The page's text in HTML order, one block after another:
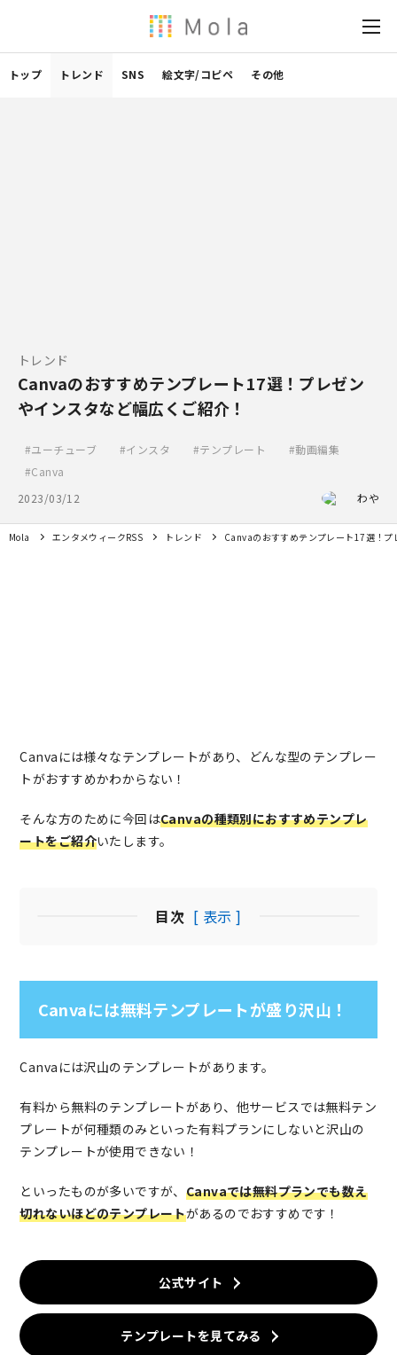
トップ トレンド SNS 絵文字/コピペ その他
トレンド
Canvaのおすすめテンプレート17選！プレゼン
やインスタなど幅広くご紹介！
ユーチューブ インスタ テンプレート
動画編集
Canva
2023/03/12
わや
Mola エンタメウィークRSS トレンド Canvaのおすすめテンプレート17選！
Canvaには様々なテンプレートがあり、どんな型のテンプレー
トがおすすめかわからない！
そんな方のために今回はCanvaの種類別におすすめテンプレ
ートをご紹介いたします。
目次 [ 表示 ]
Canvaには無料テンプレートが盛り沢山！
Canvaには沢山のテンプレートがあります。
有料から無料のテンプレートがあり、他サービスでは無料テン
プレートが何種類のみといった有料プランにしないと沢山の
テンプレートが使用できない！
といったものが多いですが、 Canvaでは無料プランでも数え
切れないほどのテンプレートがあるのでおすすめです！
公式サイト
テンプレートを見てみる